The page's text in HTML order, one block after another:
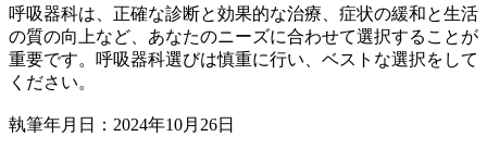
呼吸器科は、正確な診断と効果的な治療、症状の緩和と生活
の質の向上など、あなたのニーズに合わせて選択することが
重要です。呼吸器科選びは慎重に行い、ベストな選択をして
ください。
執筆年月日：2024年10月26日